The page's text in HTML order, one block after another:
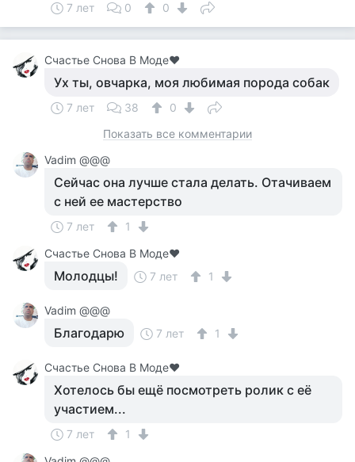
7 лет 0 0
Счастье Снова В Моде❤
Ух ты, овчарка, моя любимая порода собак
7 лет 38
0
Показать все комментарии
Vadim @@@
Сейчас она лучше стала делать. Отачиваем
с ней ее мастерство
7 лет
1
Счастье Снова В Моде❤
Молодцы! 7 лет 1
Vadim @@@
Благодарю 7 лет 1
Счастье Снова В Моде❤
Хотелось бы ещё посмотреть ролик с её
участием...
7 лет
1